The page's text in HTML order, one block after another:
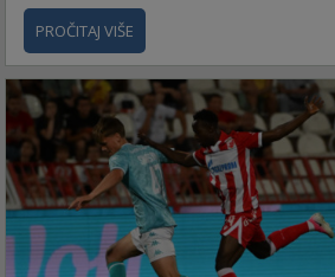
PROČITAJ VIŠE